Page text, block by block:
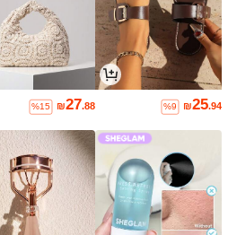
₪25.94
%9
₪27.88
%15